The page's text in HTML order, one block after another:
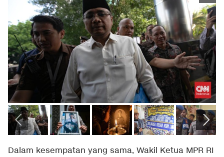
Dalam kesempatan yang sama, Wakil Ketua MPR RI